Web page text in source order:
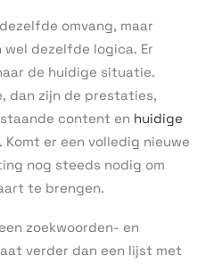
omvang, maar
dezelfde logica. Er
de huidige situatie.
dan zijn de prestaties,
content en huidige
Komt er een volledig nieuwe
nog steeds nodig om
te brengen.
zoekwoorden- en
verder dan een lijst met